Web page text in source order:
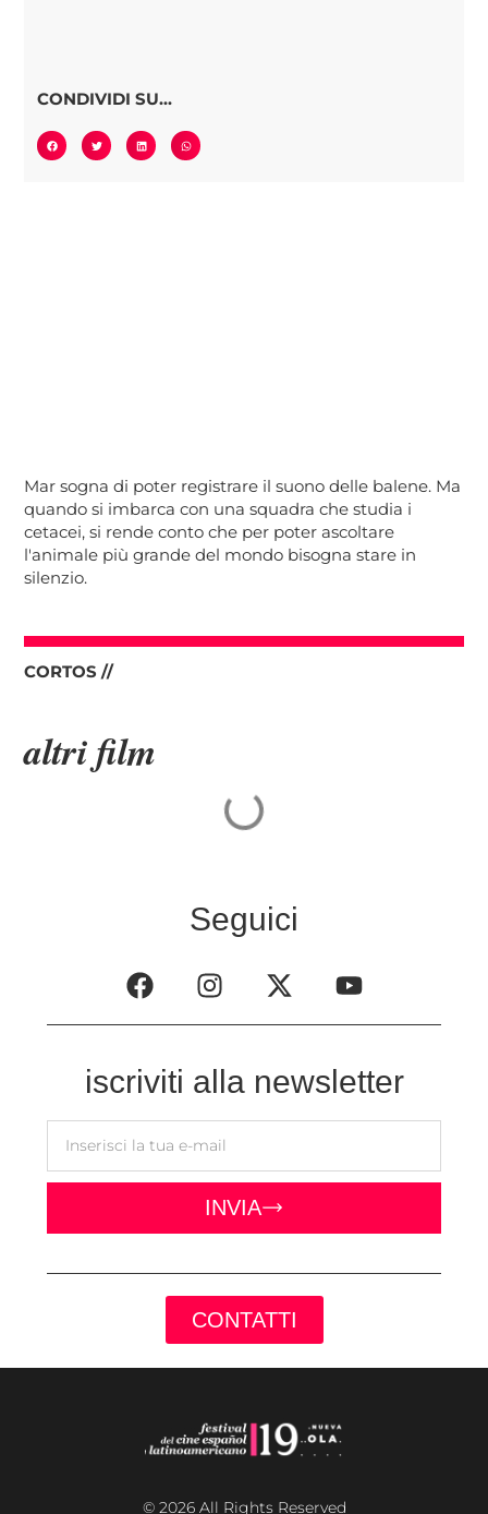
CONDIVIDI SU...
Mar sogna di poter registrare il suono delle balene. Ma
quando si imbarca con una squadra che studia i
cetacei, si rende conto che per poter ascoltare
l'animale più grande del mondo bisogna stare in
silenzio.
CORTOS //
altri film
Seguici
iscriviti alla newsletter
INVIA
CONTATTI
© 2026 All Rights Reserved